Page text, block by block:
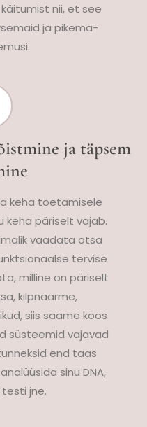
nii, et see
ja pikema-
ja täpsem
keha toetamisele
keha päriselt vajab.
vaadata otsa
tervise
milline on päriselt
kilpnäärme,
siis saame koos
süsteemid vajavad
end taas
sinu DNA,
jne.